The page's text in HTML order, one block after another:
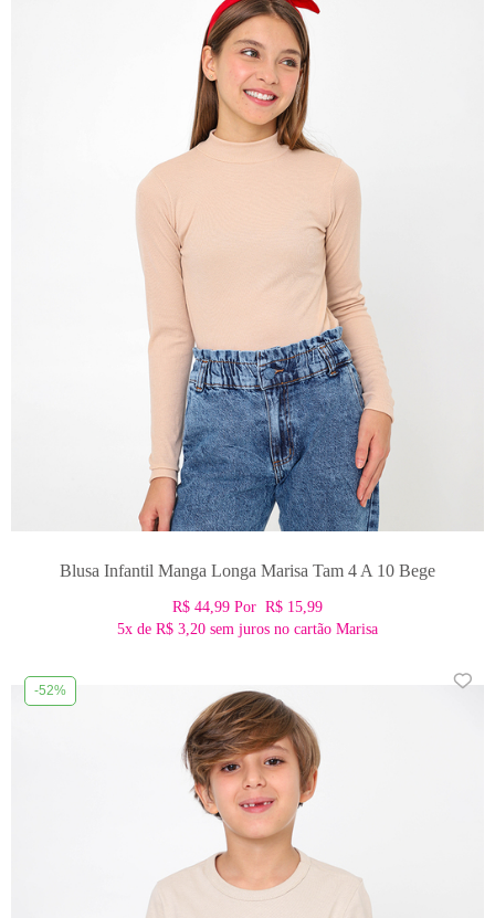
Blusa Infantil Manga Longa Marisa Tam 4 A 10 Bege
R$ 44,99 Por R$ 15,99
5x de R$ 3,20 sem juros no cartão Marisa
-52%